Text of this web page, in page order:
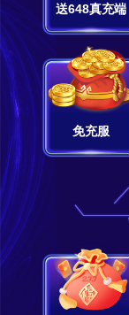
送648真充端
免充服